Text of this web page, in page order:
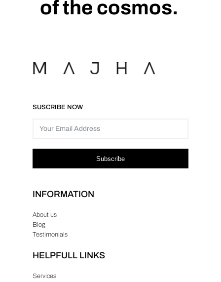
of the cosmos.
SUSCRIBE NOW
Subscribe
INFORMATION
About us
Blog
Testimonials
HELPFULL LINKS
Services